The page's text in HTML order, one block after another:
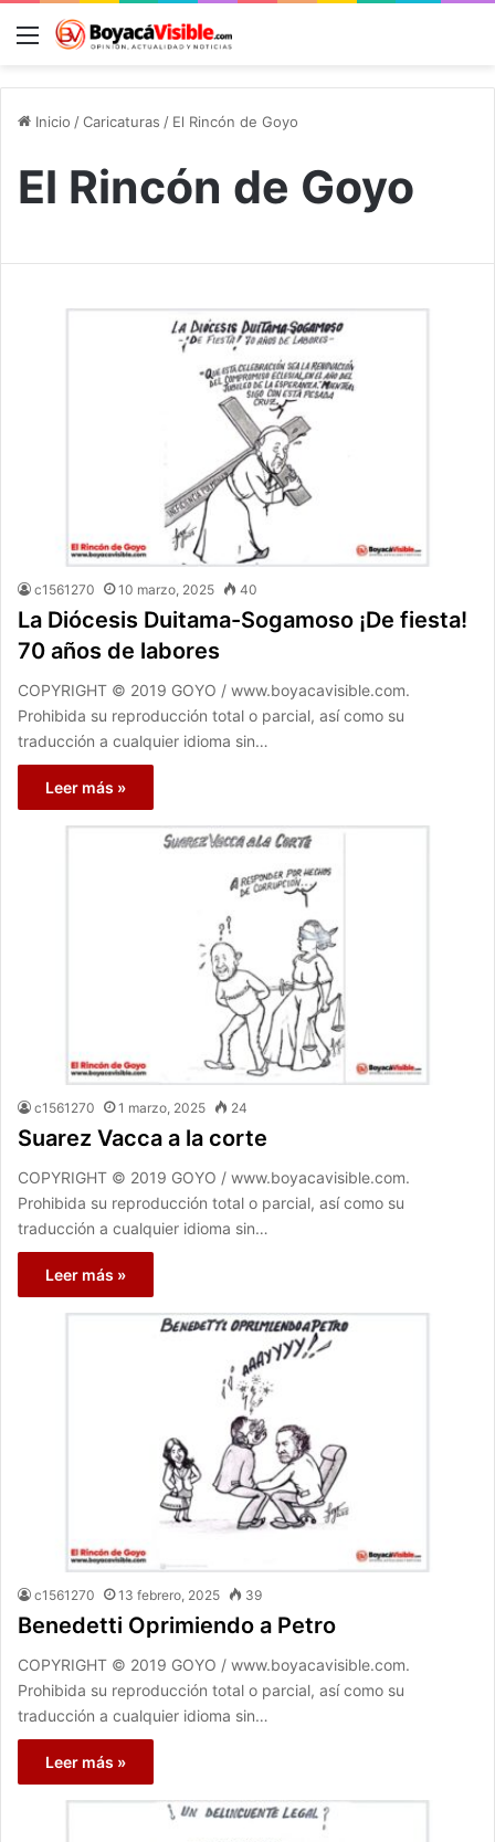
Menú
Inicio /Caricaturas / El Rincón de Goyo
El Rincón de Goyo
c1561270 10 marzo, 2025 40
La Diócesis Duitama-Sogamoso ¡De fiesta!
70 años de labores
COPYRIGHT © 2019 GOYO / www.boyacavisible.com.
Prohibida su reproducción total o parcial, así como su
traducción a cualquier idioma sin…
Leer más »
c1561270 1 marzo, 2025 24
Suarez Vacca a la corte
COPYRIGHT © 2019 GOYO / www.boyacavisible.com.
Prohibida su reproducción total o parcial, así como su
traducción a cualquier idioma sin…
Leer más »
c1561270 13 febrero, 2025 39
Benedetti Oprimiendo a Petro
COPYRIGHT © 2019 GOYO / www.boyacavisible.com.
Prohibida su reproducción total o parcial, así como su
traducción a cualquier idioma sin…
Leer más »